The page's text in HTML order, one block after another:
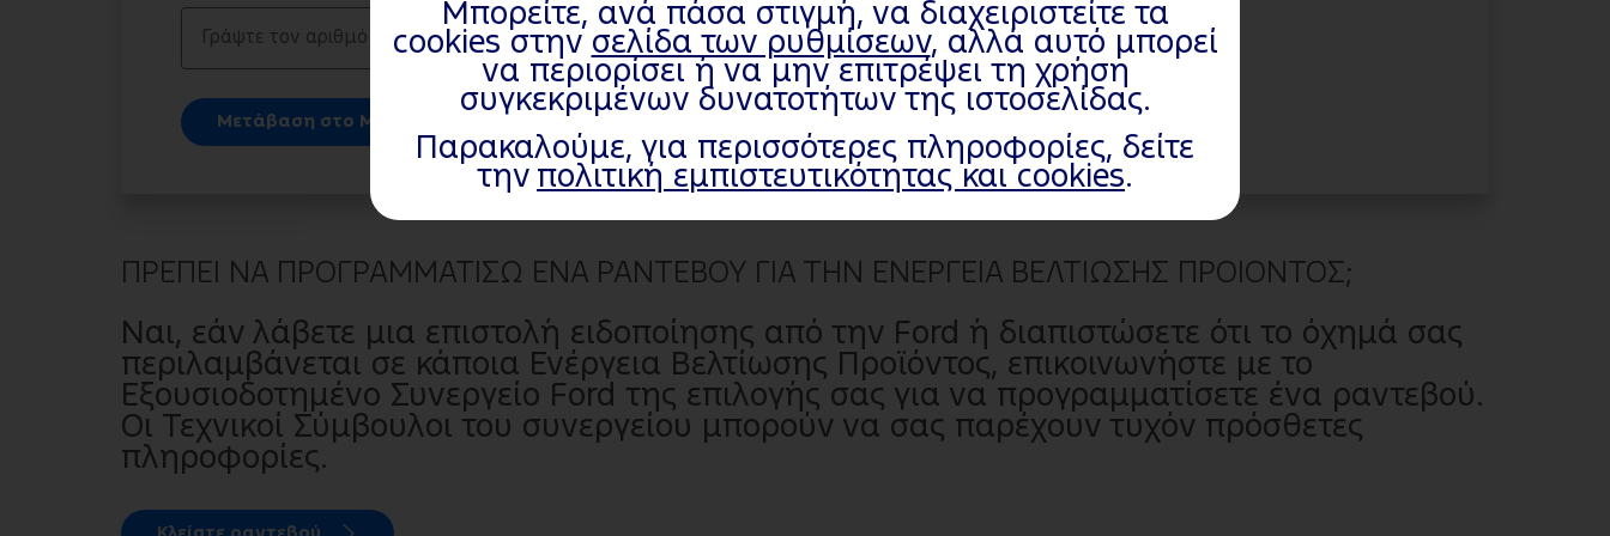
Μετάβαση στο My Ford
ΠΡΕΠΕΙ ΝΑ ΠΡΟΓΡΑΜΜΑΤΙΣΩ ΕΝΑ ΡΑΝΤΕΒΟΥ ΓΙΑ ΤΗΝ ΕΝΕΡΓΕΙΑ ΒΕΛΤΙΩΣΗΣ ΠΡΟΙΟΝΤΟΣ;
Ναι, εάν λάβετε μια επιστολή ειδοποίησης από την Ford ή διαπιστώσετε ότι το όχημά σας
περιλαμβάνεται σε κάποια Ενέργεια Βελτίωσης Προϊόντος, επικοινωνήστε με το
Εξουσιοδοτημένο Συνεργείο Ford της επιλογής σας για να προγραμματίσετε ένα ραντεβού.
Οι Τεχνικοί Σύμβουλοι του συνεργείου μπορούν να σας παρέχουν τυχόν πρόσθετες
πληροφορίες.
Κλείστε ραντεβού
Μπορείτε, ανά πάσα στιγμή, να διαχειριστείτε τα
cookies στην σελίδα των ρυθμίσεων, αλλά αυτό μπορεί
να περιορίσει ή να μην επιτρέψει τη χρήση
συγκεκριμένων δυνατοτήτων της ιστοσελίδας.
Παρακαλούμε, για περισσότερες πληροφορίες, δείτε
την πολιτική εμπιστευτικότητας και cookies.